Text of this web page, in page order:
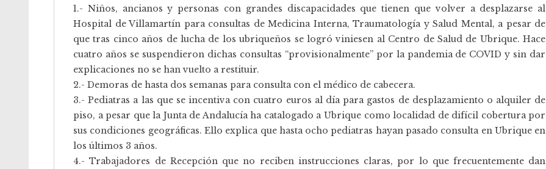
1.- Niños, ancianos y personas con grandes discapacidades que tienen que volver a desplazarse al
Hospital de Villamartín para consultas de Medicina Interna, Traumatología y Salud Mental, a pesar de
que tras cinco años de lucha de los ubriqueños se logró viniesen al Centro de Salud de Ubrique. Hace
cuatro años se suspendieron dichas consultas “provisionalmente” por la pandemia de COVID y sin dar
explicaciones no se han vuelto a restituir.
2.- Demoras de hasta dos semanas para consulta con el médico de cabecera.
3.- Pediatras a las que se incentiva con cuatro euros al día para gastos de desplazamiento o alquiler de
piso, a pesar que la Junta de Andalucía ha catalogado a Ubrique como localidad de difícil cobertura por
sus condiciones geográficas. Ello explica que hasta ocho pediatras hayan pasado consulta en Ubrique en
los últimos 3 años.
4.- Trabajadores de Recepción que no reciben instrucciones claras, por lo que frecuentemente dan